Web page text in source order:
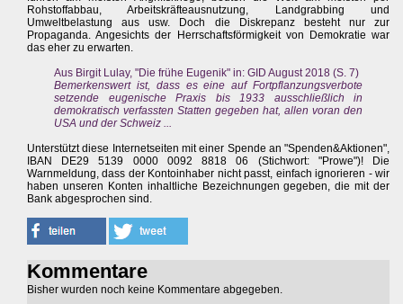
Rohstoffabbau, Arbeitskräfteausnutzung, Landgrabbing und
Umweltbelastung aus usw. Doch die Diskrepanz besteht nur zur
Propaganda. Angesichts der Herrschaftsförmigkeit von Demokratie war
das eher zu erwarten.
Aus Birgit Lulay, "Die frühe Eugenik" in: GID August 2018 (S. 7)
Bemerkenswert ist, dass es eine auf Fortpflanzungsverbote
setzende eugenische Praxis bis 1933 ausschließlich in
demokratisch verfassten Statten gegeben hat, allen voran den
USA und der Schweiz ...
Unterstützt diese Internetseiten mit einer Spende an "Spenden&Aktionen",
IBAN DE29 5139 0000 0092 8818 06 (Stichwort: "Prowe")! Die
Warnmeldung, dass der Kontoinhaber nicht passt, einfach ignorieren - wir
haben unseren Konten inhaltliche Bezeichnungen gegeben, die mit der
Bank abgesprochen sind.
Kommentare
Bisher wurden noch keine Kommentare abgegeben.